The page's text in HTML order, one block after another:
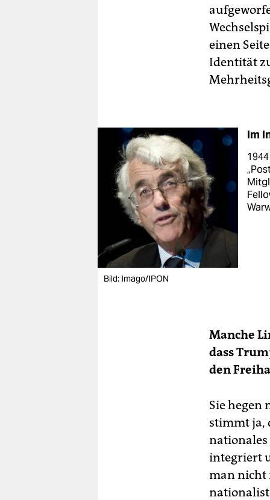
einen
Identität
Bild: Imago/IPON
Im
Manche
dass
den
Sie hegen
stimmt ja,
nationales
integriert
man nicht